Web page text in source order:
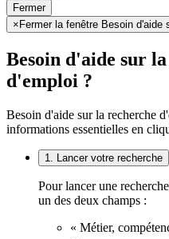
Fermer
× Fermer la fenêtre Besoin
Besoin d'aide sur
d'emploi ?
Besoin d'aide sur la recherche
informations essentielles en
1. Lancer votre recherche
Pour lancer une
un des deux champs :
« Métier,